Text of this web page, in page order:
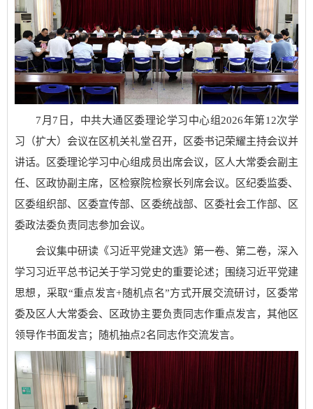
7月7日，中共大通区委理论学习中心组2026年第12次学
习（扩大）会议在区机关礼堂召开，区委书记荣耀主持会议并
讲话。区委理论学习中心组成员出席会议，区人大常委会副主
任、区政协副主席，区检察院检察长列席会议。区纪委监委、
区委组织部、区委宣传部、区委统战部、区委社会工作部、区
委政法委负责同志参加会议。
会议集中研读《习近平党建文选》第一卷、第二卷，深入
学习习近平总书记关于学习党史的重要论述；围绕习近平党建
思想，采取“重点发言+随机点名”方式开展交流研讨，区委常
委及区人大常委会、区政协主要负责同志作重点发言，其他区
领导作书面发言；随机抽点2名同志作交流发言。